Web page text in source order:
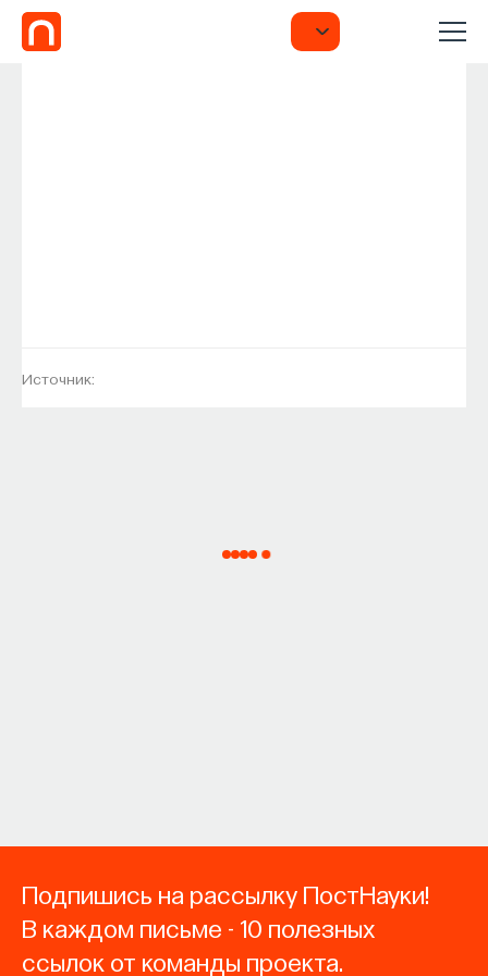
Источник:
Подпишись на рассылку ПостНауки!
В каждом письме - 10 полезных
ссылок от команды проекта.